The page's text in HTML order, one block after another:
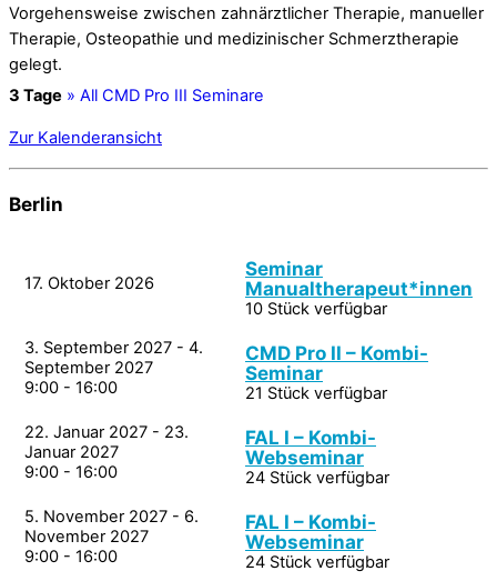
Vorgehensweise zwischen zahnärztlicher Therapie, manueller
Therapie, Osteopathie und medizinischer Schmerztherapie
gelegt.
3 Tage » All CMD Pro III Seminare
Zur Kalenderansicht
Berlin
17. Oktober 2026
Seminar
Manualtherapeut*innen
10 Stück verfügbar
3. September 2027 - 4.
September 2027
9:00 - 16:00
CMD Pro II – Kombi-
Seminar
21 Stück verfügbar
22. Januar 2027 - 23.
Januar 2027
9:00 - 16:00
FAL I – Kombi-
Webseminar
24 Stück verfügbar
5. November 2027 - 6.
November 2027
9:00 - 16:00
FAL I – Kombi-
Webseminar
24 Stück verfügbar